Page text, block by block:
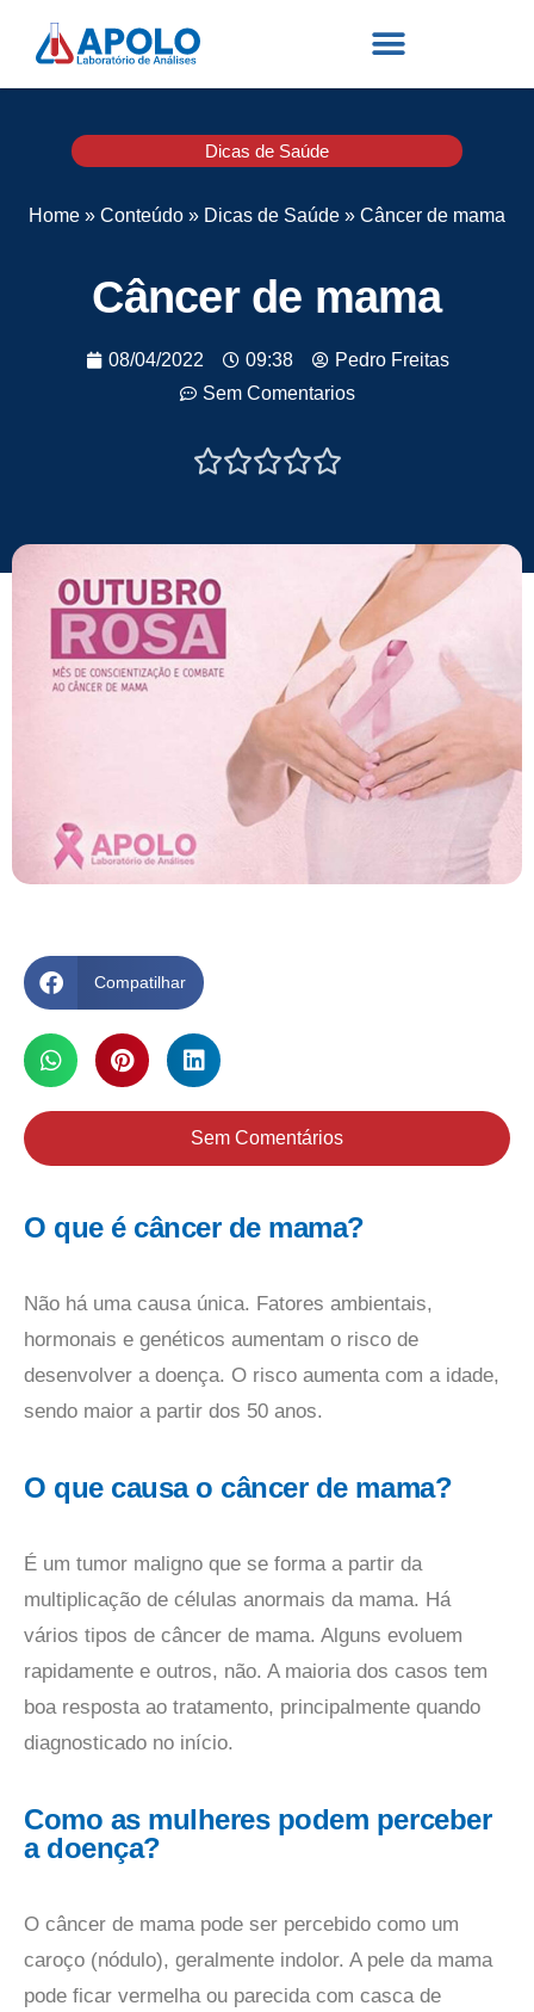
Dicas de Saúde
Home » Conteúdo » Dicas de Saúde » Câncer de mama
Câncer de mama
08/04/2022 09:38
Pedro Freitas
Sem Comentarios

Compatilhar
Sem Comentários
O que é câncer de mama?
Não há uma causa única. Fatores ambientais,
hormonais e genéticos aumentam o risco de
desenvolver a doença. O risco aumenta com a idade,
sendo maior a partir dos 50 anos.
O que causa o câncer de mama?
É um tumor maligno que se forma a partir da
multiplicação de células anormais da mama. Há
vários tipos de câncer de mama. Alguns evoluem
rapidamente e outros, não. A maioria dos casos tem
boa resposta ao tratamento, principalmente quando
diagnosticado no início.
Como as mulheres podem perceber
a doença?
O câncer de mama pode ser percebido como um
caroço (nódulo), geralmente indolor. A pele da mama
pode ficar vermelha ou parecida com casca de